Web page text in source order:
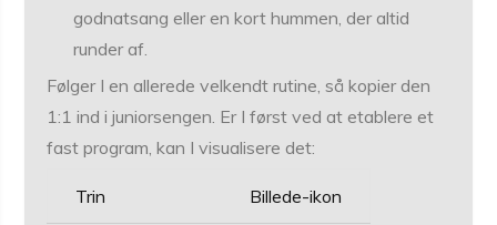
godnatsang eller en kort hummen, der altid
runder af.
Følger I en allerede velkendt rutine, så kopier den
1:1 ind i juniorsengen. Er I først ved at etablere et
fast program, kan I visualisere det:
Trin Billede-ikon